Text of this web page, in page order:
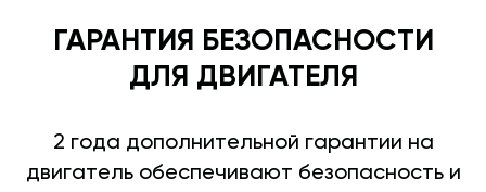
ГАРАНТИЯ БЕЗОПАСНОСТИ
ДЛЯ ДВИГАТЕЛЯ
2 года дополнительной гарантии на
двигатель обеспечивают безопасность и